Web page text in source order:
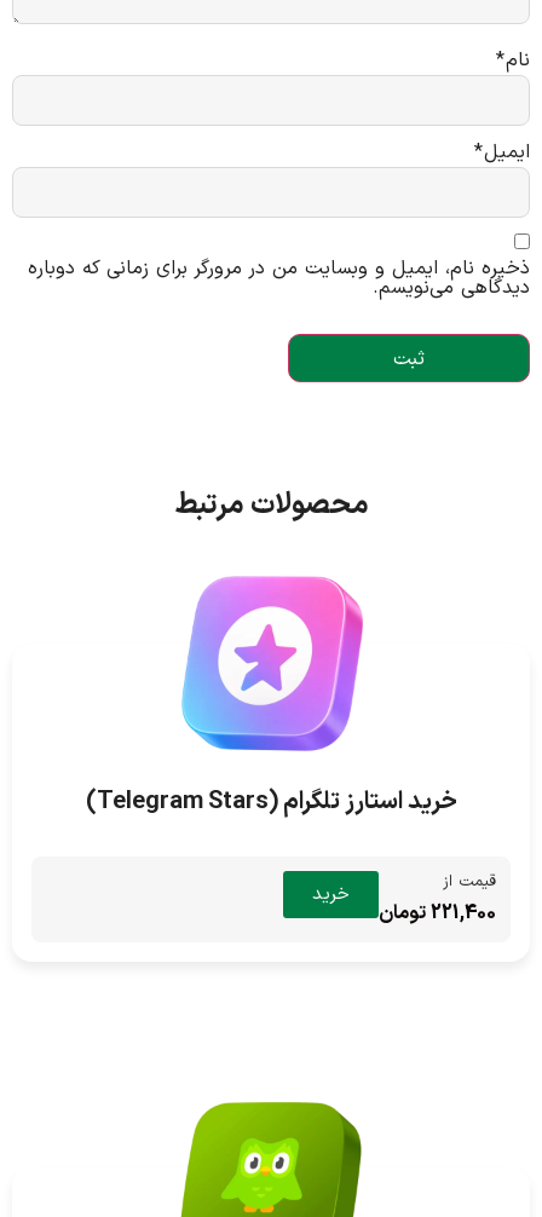
نام*
ایمیل*
ذخیره نام، ایمیل و وبسایت من در مرورگر برای زمانی که دوباره
دیدگاهی می‌نویسم.
محصولات مرتبط
خرید استارز تلگرام (Telegram Stars)
قیمت از
221,400 تومان
خرید